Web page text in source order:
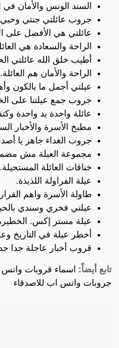
السند الونس والأمان في
جروب عائلتي جنتي
عائلتي هي الأفضل على
الراحة والسعادة هي
أطيب خلق الله عائلتي
الراحة والأمان هم العائلة.
عيلتي أجمل ما بالكون
جروب جمع عيلتنا على
عائلة واحدة يد واحدة
مطبخ الأسرة والأخبار
جروب الغداء جاهز يا
مجموعة العيلة مش
خناقات العائلة المستحيلة.
عيلة الفراولة اللذيذة.
طاولة الأسرة واهم
عيلتي فخري وسندي
عيلة مستر إكس.
أخطر عيلة في التاريخ
قروب أخبار عاجلة جدا
تابع أيضاً: اسماء قروبات
جروبات واتس اب للاصدقاء